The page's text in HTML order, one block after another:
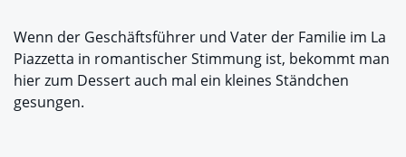
Wenn der Geschäftsführer und Vater der Familie im La
Piazzetta in romantischer Stimmung ist, bekommt man
hier zum Dessert auch mal ein kleines Ständchen
gesungen.